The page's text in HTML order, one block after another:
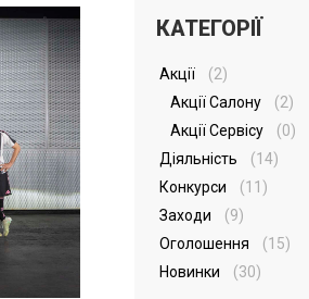
КАТЕГОРІЇ
Акції
(2)
Акції Салону
(2)
Акції Сервісу
(0)
Діяльність
(14)
Конкурси
(11)
Заходи
(9)
Оголошення
(15)
Новинки
(30)